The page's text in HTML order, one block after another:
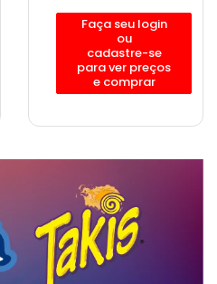
Faça seu login
ou
cadastre-se
para ver preços
e comprar